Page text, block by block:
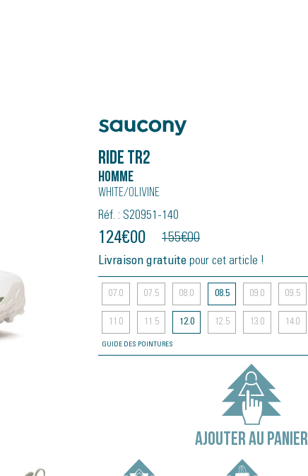
Saucony
Ride TR2
Homme
White/olivine
Réf. : S20951-140
124€00 155€00
Livraison gratuite pour cet article !
07.0 07.5 08.0 08.5 09.0 09.5
11.0 11.5 12.0 12.5 13.0 14.0
GUIDE DES POINTURES
AJOUTER AU PANIER